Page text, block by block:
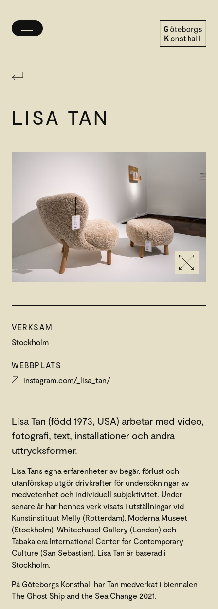
Öppna/stäng
LISA TAN
VERKSAM
Stockholm
WEBBPLATS
instagram.com/_lisa_tan/
Lisa Tan (född 1973, USA) arbetar med video,
fotografi, text, installationer och andra
uttrycksformer.
Lisa Tans egna erfarenheter av begär, förlust och
utanförskap utgör drivkrafter för undersökningar av
medvetenhet och individuell subjektivitet. Under
senare år har hennes verk visats i utställningar vid
Kunstinstituut Melly (Rotterdam), Moderna Museet
(Stockholm), Whitechapel Gallery (London) och
Tabakalera International Center for Contemporary
Culture (San Sebastian). Lisa Tan är baserad i
Stockholm.
På Göteborgs Konsthall har Tan medverkat i biennalen
The Ghost Ship and the Sea Change 2021.